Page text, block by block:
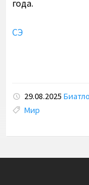
года.
СЭ
29.08.2025
Tags:
Мир